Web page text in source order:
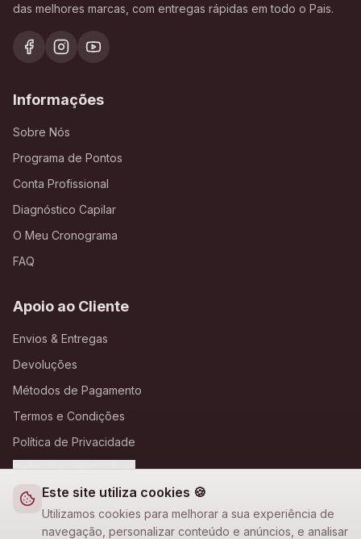
Este site utiliza cookies 🍪
Utilizamos cookies para melhorar a sua experiência de
navegação, personalizar conteúdo e anúncios, e analisar
das melhores marcas, com entregas rápidas em todo o Pais.
Informações
Sobre Nós
Programa de Pontos
Conta Profissional
Diagnóstico Capilar
O Meu Cronograma
FAQ
Apoio ao Cliente
Envios & Entregas
Devoluções
Métodos de Pagamento
Termos e Condições
Política de Privacidade
Definições de Cookies
A Loja Nova